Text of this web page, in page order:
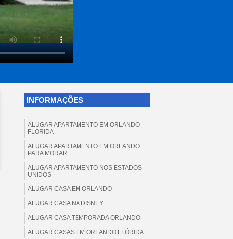
INFORMAÇÕES
ALUGAR APARTAMENTO EM ORLANDO
FLORIDA
ALUGAR APARTAMENTO EM ORLANDO
PARA MORAR
ALUGAR APARTAMENTO NOS ESTADOS
UNIDOS
ALUGAR CASA EM ORLANDO
ALUGAR CASA NA DISNEY
ALUGAR CASA TEMPORADA ORLANDO
ALUGAR CASAS EM ORLANDO FLÓRIDA